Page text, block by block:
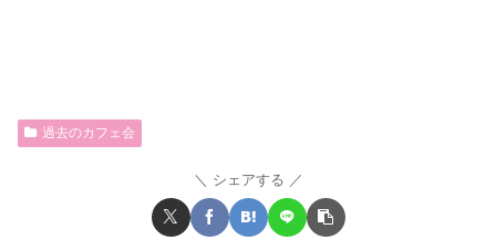
過去のカフェ会
シェアする